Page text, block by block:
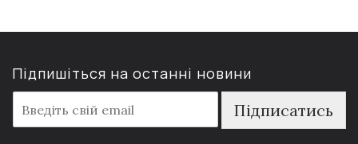
Підпишіться на останні новини
m
a
Підписатись